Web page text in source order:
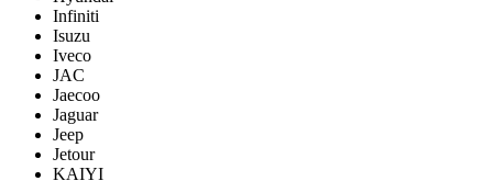
Infiniti
Isuzu
Iveco
JAC
Jaecoo
Jaguar
Jeep
Jetour
KAIYI